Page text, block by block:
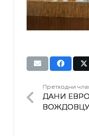
Претходни
ДАНИ
ВОЖДОВЦУ